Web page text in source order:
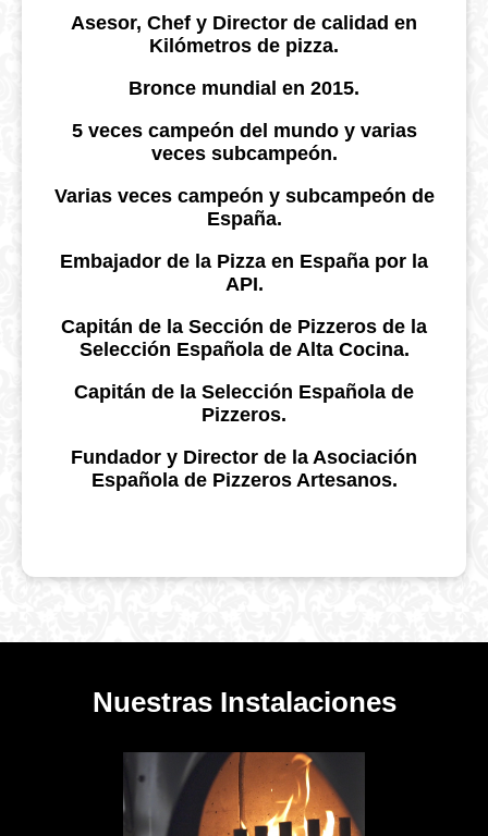
Asesor, Chef y Director de calidad en
Kilómetros de pizza.
Bronce mundial en 2015.
5 veces campeón del mundo y varias
veces subcampeón.
Varias veces campeón y subcampeón de
España.
Embajador de la Pizza en España por la
API.
Capitán de la Sección de Pizzeros de la
Selección Española de Alta Cocina.
Capitán de la Selección Española de
Pizzeros.
Fundador y Director de la Asociación
Española de Pizzeros Artesanos.
Nuestras Instalaciones